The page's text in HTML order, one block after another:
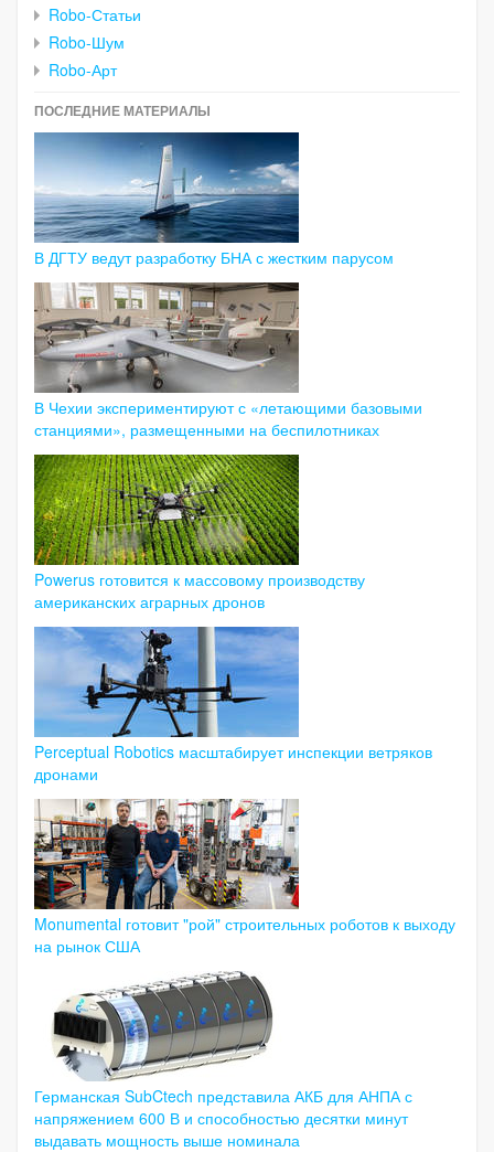
Robo-Статьи
Robo-Шум
Robo-Арт
ПОСЛЕДНИЕ МАТЕРИАЛЫ
В ДГТУ ведут разработку БНА с жестким парусом
В Чехии экспериментируют с «летающими базовыми
станциями», размещенными на беспилотниках
Powerus готовится к массовому производству
американских аграрных дронов
Perceptual Robotics масштабирует инспекции ветряков
дронами
Monumental готовит "рой" строительных роботов к выходу
на рынок США
Германская SubCtech представила АКБ для АНПА с
напряжением 600 В и способностью десятки минут
выдавать мощность выше номинала